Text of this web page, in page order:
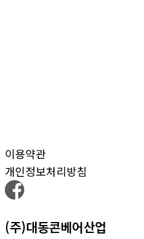
이용약관
개인정보처리방침
(주)대동콘베어산업